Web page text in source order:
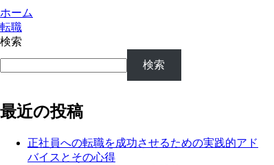
ホーム
転職
検索
検索
最近の投稿
正社員への転職を成功させるための実践的アド
バイスとその心得